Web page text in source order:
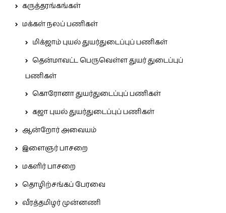
கருத்தரங்கங்கள்
மக்கள் நலப் பணிகள்
மிக்ஜாம் புயல் துயர்துடைப்புப் பணிகள்
தென்மாவட்ட பெருவெள்ள துயர் துடைப்புப்
பணிகள்
கொரோனா துயர்துடைப்புப் பணிகள்
கஜா புயல் துயர்துடைப்புப் பணிகள்
ஆன்றோர் அவையம்
இளைஞர் பாசறை
மகளிர் பாசறை
தொழிற்சங்கப் பேரவை
வீரத்தமிழர் முன்னணி